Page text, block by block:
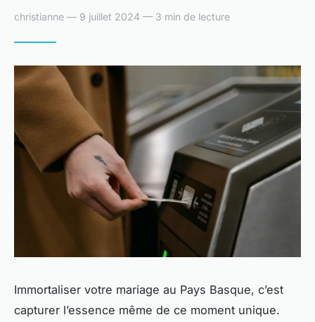
christianne — 9 juillet 2024 — 3 min de lecture
Immortaliser votre mariage au Pays Basque, c’est
capturer l’essence même de ce moment unique.